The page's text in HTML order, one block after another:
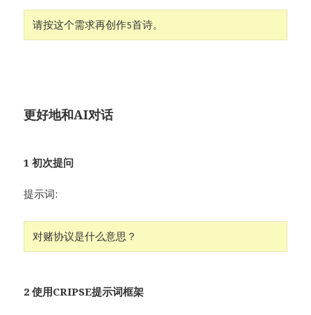
请按这个需求再创作5首诗。
更好地和AI对话
1 初次提问
提示词:
对赌协议是什么意思？
2 使用CRIPSE提示词框架